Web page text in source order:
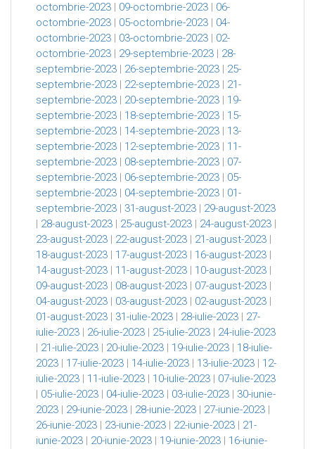
octombrie-2023 | 09-octombrie-2023 | 06-
octombrie-2023 | 05-octombrie-2023 | 04-
octombrie-2023 | 03-octombrie-2023 | 02-
octombrie-2023 | 29-septembrie-2023 | 28-
septembrie-2023 | 26-septembrie-2023 | 25-
septembrie-2023 | 22-septembrie-2023 | 21-
septembrie-2023 | 20-septembrie-2023 | 19-
septembrie-2023 | 18-septembrie-2023 | 15-
septembrie-2023 | 14-septembrie-2023 | 13-
septembrie-2023 | 12-septembrie-2023 | 11-
septembrie-2023 | 08-septembrie-2023 | 07-
septembrie-2023 | 06-septembrie-2023 | 05-
septembrie-2023 | 04-septembrie-2023 | 01-
septembrie-2023 | 31-august-2023 | 29-august-2023
| 28-august-2023 | 25-august-2023 | 24-august-2023 |
23-august-2023 | 22-august-2023 | 21-august-2023 |
18-august-2023 | 17-august-2023 | 16-august-2023 |
14-august-2023 | 11-august-2023 | 10-august-2023 |
09-august-2023 | 08-august-2023 | 07-august-2023 |
04-august-2023 | 03-august-2023 | 02-august-2023 |
01-august-2023 | 31-iulie-2023 | 28-iulie-2023 | 27-
iulie-2023 | 26-iulie-2023 | 25-iulie-2023 | 24-iulie-2023
| 21-iulie-2023 | 20-iulie-2023 | 19-iulie-2023 | 18-iulie-
2023 | 17-iulie-2023 | 14-iulie-2023 | 13-iulie-2023 | 12-
iulie-2023 | 11-iulie-2023 | 10-iulie-2023 | 07-iulie-2023
| 05-iulie-2023 | 04-iulie-2023 | 03-iulie-2023 | 30-iunie-
2023 | 29-iunie-2023 | 28-iunie-2023 | 27-iunie-2023 |
26-iunie-2023 | 23-iunie-2023 | 22-iunie-2023 | 21-
iunie-2023 | 20-iunie-2023 | 19-iunie-2023 | 16-iunie-